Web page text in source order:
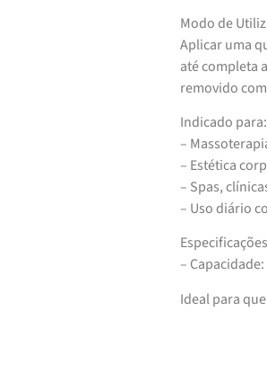
Modo de
Aplicar uma
até completa
removido
Indicado para:
–
– Estética
– Spas,
– Uso diário
–
Ideal para